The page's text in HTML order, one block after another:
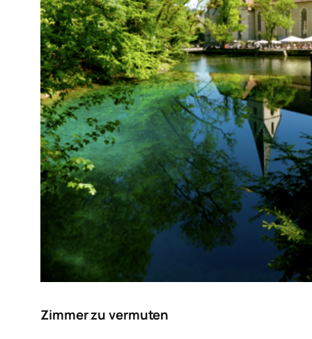
Zimmer zu vermuten